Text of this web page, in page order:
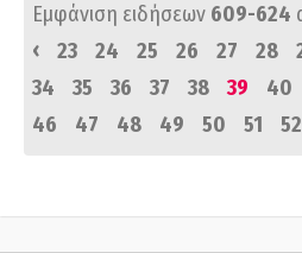
Εμφάνιση ειδήσεων 609-624
‹
23 24 25 26 27 28
34
35 36 37 38 39 40
46
47 48 49 50 51 52